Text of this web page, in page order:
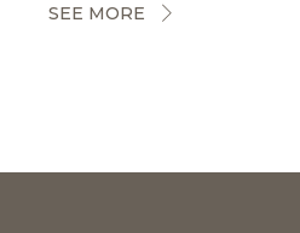
SEE MORE